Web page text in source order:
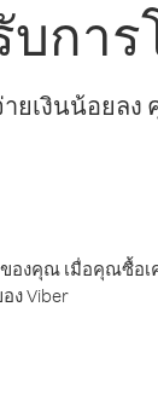
การ
เงินน้อยล
ของคุณ เมื่อคุณซื้
ง Viber